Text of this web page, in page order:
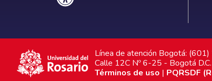
Línea de atención Bogotá:
Calle 12C Nº 6-25 - Bogotá
Términos de uso | PQRSDF